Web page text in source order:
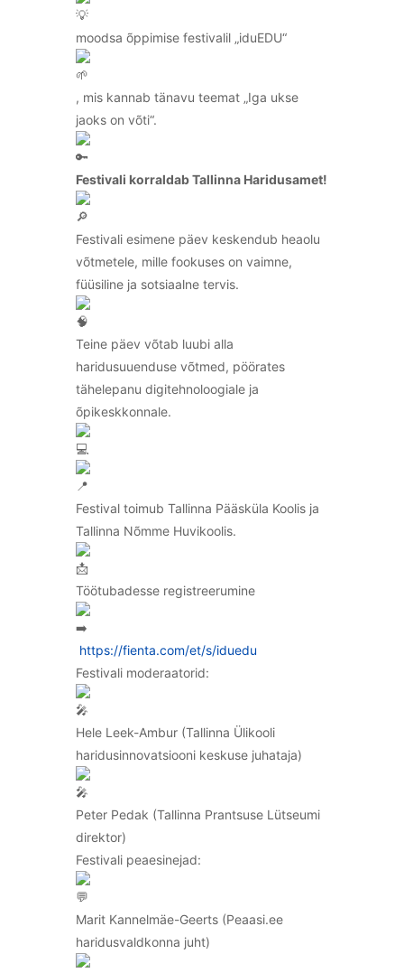
moodsa õppimise festivalil „iduEDU“
, mis kannab tänavu teemat „Iga ukse
jaoks on võti“.
Festivali korraldab Tallinna Haridusamet!
Festivali esimene päev keskendub heaolu
võtmetele, mille fookuses on vaimne,
füüsiline ja sotsiaalne tervis.
Teine päev võtab luubi alla
haridusuuenduse võtmed, pöörates
tähelepanu digitehnoloogiale ja
õpikeskkonnale.
Festival toimub Tallinna Pääsküla Koolis ja
Tallinna Nõmme Huvikoolis.
Töötubadesse registreerumine
https://fienta.com/et/s/iduedu
Festivali moderaatorid:
Hele Leek-Ambur (Tallinna Ülikooli
haridusinnovatsiooni keskuse juhataja)
Peter Pedak (Tallinna Prantsuse Lütseumi
direktor)
Festivali peaesinejad:
Marit Kannelmäe-Geerts (Peaasi.ee
haridusvaldkonna juht)